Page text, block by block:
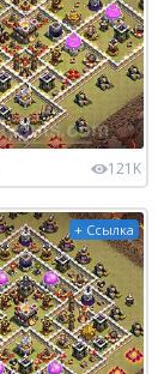
121K
+ Ссылка